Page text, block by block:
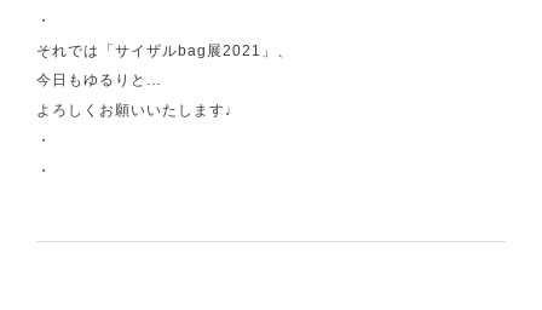
・
それでは「サイザルbag展2021」、
今日もゆるりと…
よろしくお願いいたします♩
・
・